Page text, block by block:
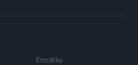
Έπταθλο